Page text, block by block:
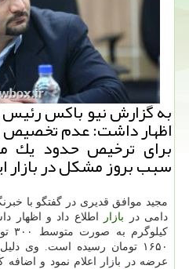
به گزارش نیو باكس رئیس
اظهار داشت: عدم تخصیص
برای ترخیص حدود یك
سبب بروز مشكل در بازار
مجید موافق قدیری در گفتگو با
دامی در بازار
اطلاع داد و اظهار
۱۶۵۰ تومان رسیده است. وی
عرضه در بازار اعلام نمود و اضافه